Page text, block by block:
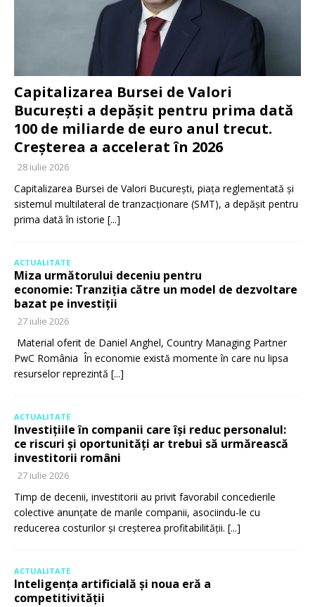
Capitalizarea Bursei de Valori
București a depășit pentru prima dată
100 de miliarde de euro anul trecut.
Creșterea a accelerat în 2026
28 iulie 2026
Capitalizarea Bursei de Valori București, piața reglementată și
sistemul multilateral de tranzacționare (SMT), a depășit pentru
prima dată în istorie [...]
ACTUALITATE
Miza următorului deceniu pentru
economie: Tranziția către un model de dezvoltare
bazat pe investiții
27 iulie 2026
Material oferit de Daniel Anghel, Country Managing Partner
PwC România În economie există momente în care nu lipsa
resurselor reprezintă [...]
ACTUALITATE
Investițiile în companii care își reduc personalul:
ce riscuri și oportunități ar trebui să urmărească
investitorii români
27 iulie 2026
Timp de decenii, investitorii au privit favorabil concedierile
colective anunțate de marile companii, asociindu-le cu
reducerea costurilor și creșterea profitabilității. [...]
ACTUALITATE
Inteligența artificială și noua eră a
competitivității